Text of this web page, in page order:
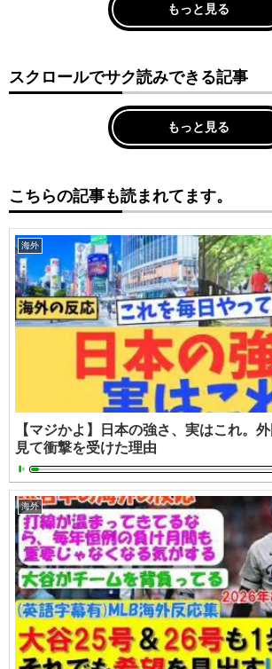
もっと見る
スクロールでサク読みできる記事
もっと見る
こちらの記事も読まれてます。
海外
【マジかよ】日本の強さ、実はこれ。
見て衝撃を受けた理由
海外